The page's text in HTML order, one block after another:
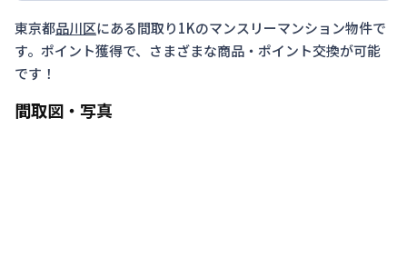
東京都品川区にある間取り1Kのマンスリーマンション物件で
す。ポイント獲得で、さまざまな商品・ポイント交換が可能
です！
間取図・写真